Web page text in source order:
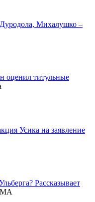
Михалушко –
оценил титульные
Усика на заявление
Рассказывает